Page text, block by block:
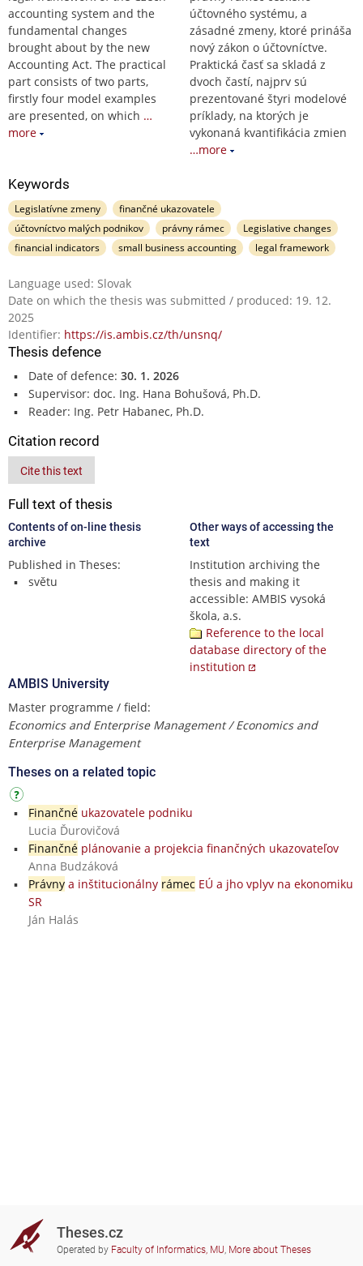
accounting system and the
fundamental changes
brought about by the new
Accounting Act. The practical
part consists of two parts,
firstly four model examples
are presented, on which …
more
účtovného systému, a
zásadné zmeny, ktoré prináša
nový zákon o účtovníctve.
Praktická časť sa skladá z
dvoch častí, najprv sú
prezentované štyri modelové
príklady, na ktorých je
vykonaná kvantifikácia zmien
…more
Keywords
Legislatívne zmeny
finančné ukazovatele
účtovníctvo malých podnikov
právny rámec
Legislative changes
financial indicators
small business accounting legal framework
Language used: Slovak
Date on which the thesis was submitted / produced: 19. 12.
2025
Identifier: https://is.ambis.cz/th/unsnq/
Thesis defence
Date of defence: 30. 1. 2026
Supervisor: doc. Ing. Hana Bohušová, Ph.D.
Reader: Ing. Petr Habanec, Ph.D.
Citation record
Cite this text
Full text of thesis
Contents of on-line thesis
archive
Published in Theses:
světu
Other ways of accessing the
text
Institution archiving the
thesis and making it
accessible: AMBIS vysoká
škola, a.s.
Reference to the local
database directory of the
institution
AMBIS University
Master programme / field:
Economics and Enterprise Management / Economics and
Enterprise Management
Theses on a related topic
Finančnéukazovatele podniku
Lucia Ďurovičová
Finančnéplánovanie a projekcia finančných ukazovateľov
Anna Budzáková
Právnya inštitucionálny rámec EÚ a jho vplyv na ekonomiku
SR
Ján Halás
Theses.cz
Operated by Faculty of Informatics, MU, More about Theses